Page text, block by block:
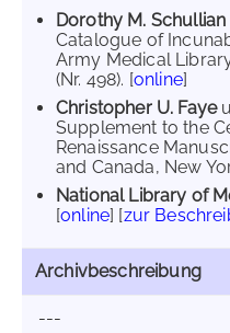
Dorothy M. Schullian
Catalogue of
Army Medical
(Nr. 498). [online]
Christopher U. Faye
Supplement to the
Renaissance
and Canada, New
National Library of
[online] [zur
Archivbeschreibung
---